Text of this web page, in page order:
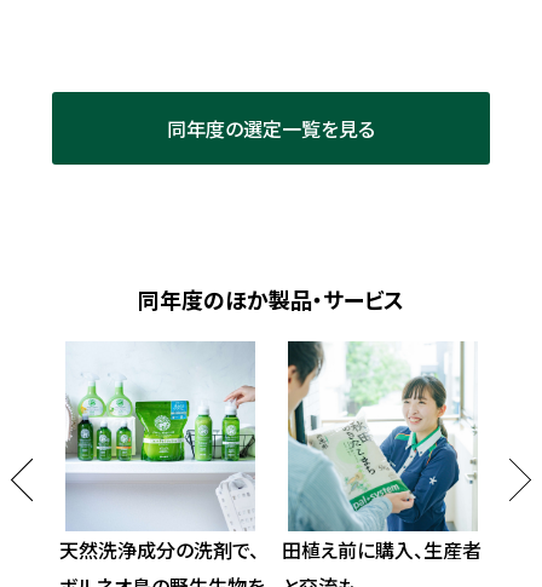
同年度の選定一覧を見る
同年度のほか製品・サービス
天然洗浄成分の洗剤で、
田植え前に購入、生産者